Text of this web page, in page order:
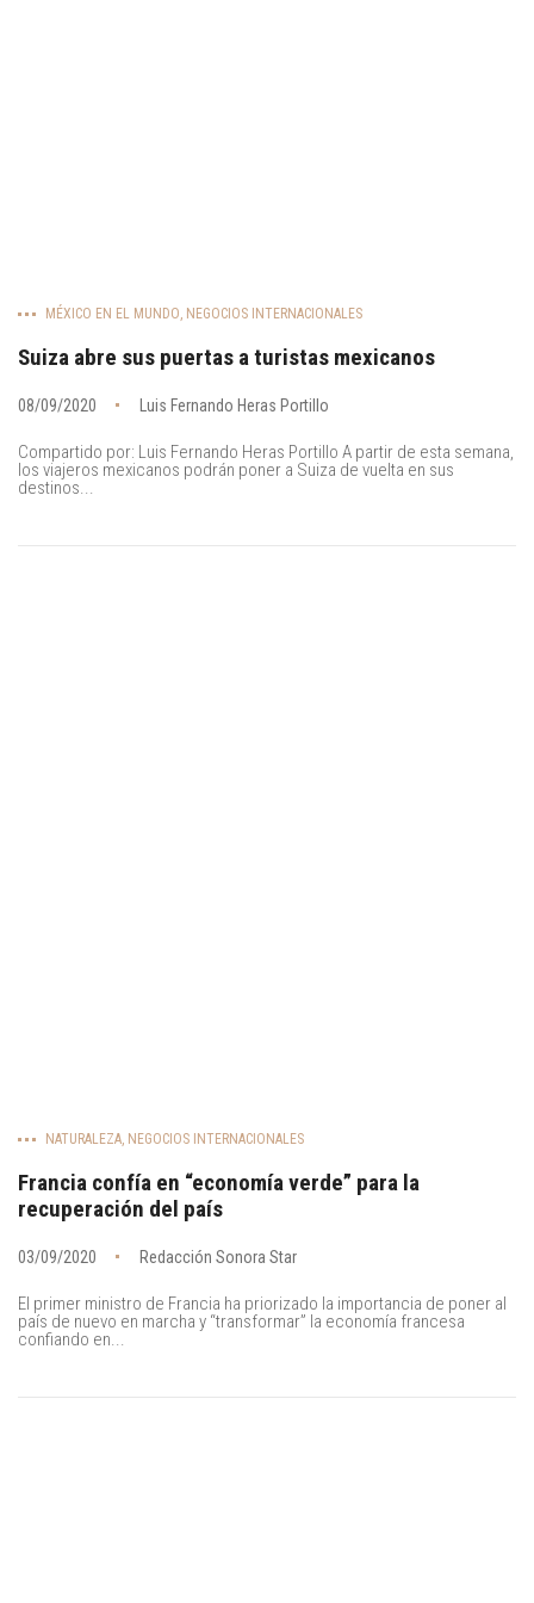
MÉXICO EN EL MUNDO, NEGOCIOS INTERNACIONALES
Suiza abre sus puertas a turistas mexicanos
08/09/2020 Luis Fernando Heras Portillo
Compartido por: Luis Fernando Heras Portillo A partir de esta semana,
los viajeros mexicanos podrán poner a Suiza de vuelta en sus
destinos...
NATURALEZA, NEGOCIOS INTERNACIONALES
Francia confía en “economía verde” para la
recuperación del país
03/09/2020 Redacción Sonora Star
El primer ministro de Francia ha priorizado la importancia de poner al
país de nuevo en marcha y “transformar” la economía francesa
confiando en...